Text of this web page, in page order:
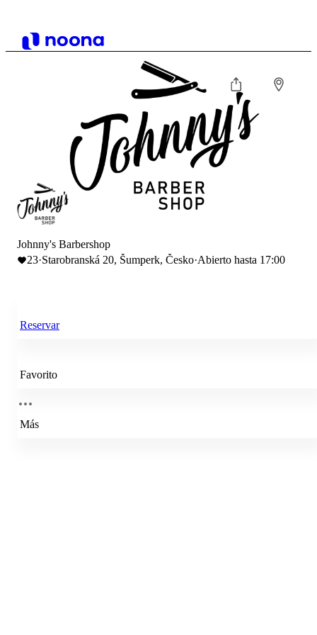
Johnny's Barbershop
23·Starobranská 20, Šumperk, Česko·Abierto hasta 17:00
Reservar
Favorito
Más